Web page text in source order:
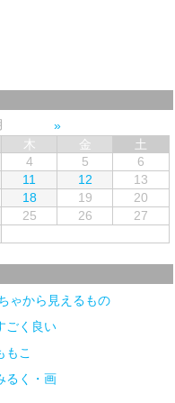
木 金
土
4 5
6
11 12
13
18 19
20
25 26
27
ゃから見えるもの
ごく良い
もこ
るく・画